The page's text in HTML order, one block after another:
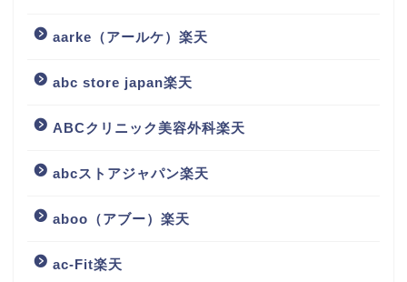
aarke（アールケ）楽天
abc store japan楽天
ABCクリニック美容外科楽天
abcストアジャパン楽天
aboo（アブー）楽天
ac-Fit楽天